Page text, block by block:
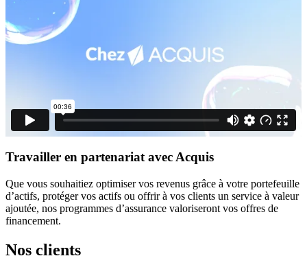
Travailler en partenariat avec Acquis
Que vous souhaitiez optimiser vos revenus grâce à votre portefeuille
d’actifs, protéger vos actifs ou offrirà vos clients un service à valeur
ajoutée, nos programmes d’assurance valoriseront vos offres de
financement.
Nos clients